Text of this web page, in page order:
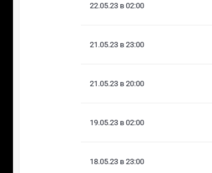
22.05.23 в 02:00
21.05.23 в 23:00
21.05.23 в 20:00
19.05.23 в 02:00
18.05.23 в 23:00